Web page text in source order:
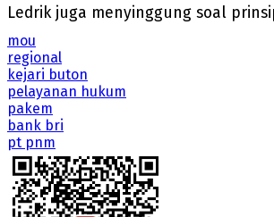
Ledrik juga menyinggung soal
mou
regional
kejari buton
pelayanan hukum
pakem
bank bri
pt pnm